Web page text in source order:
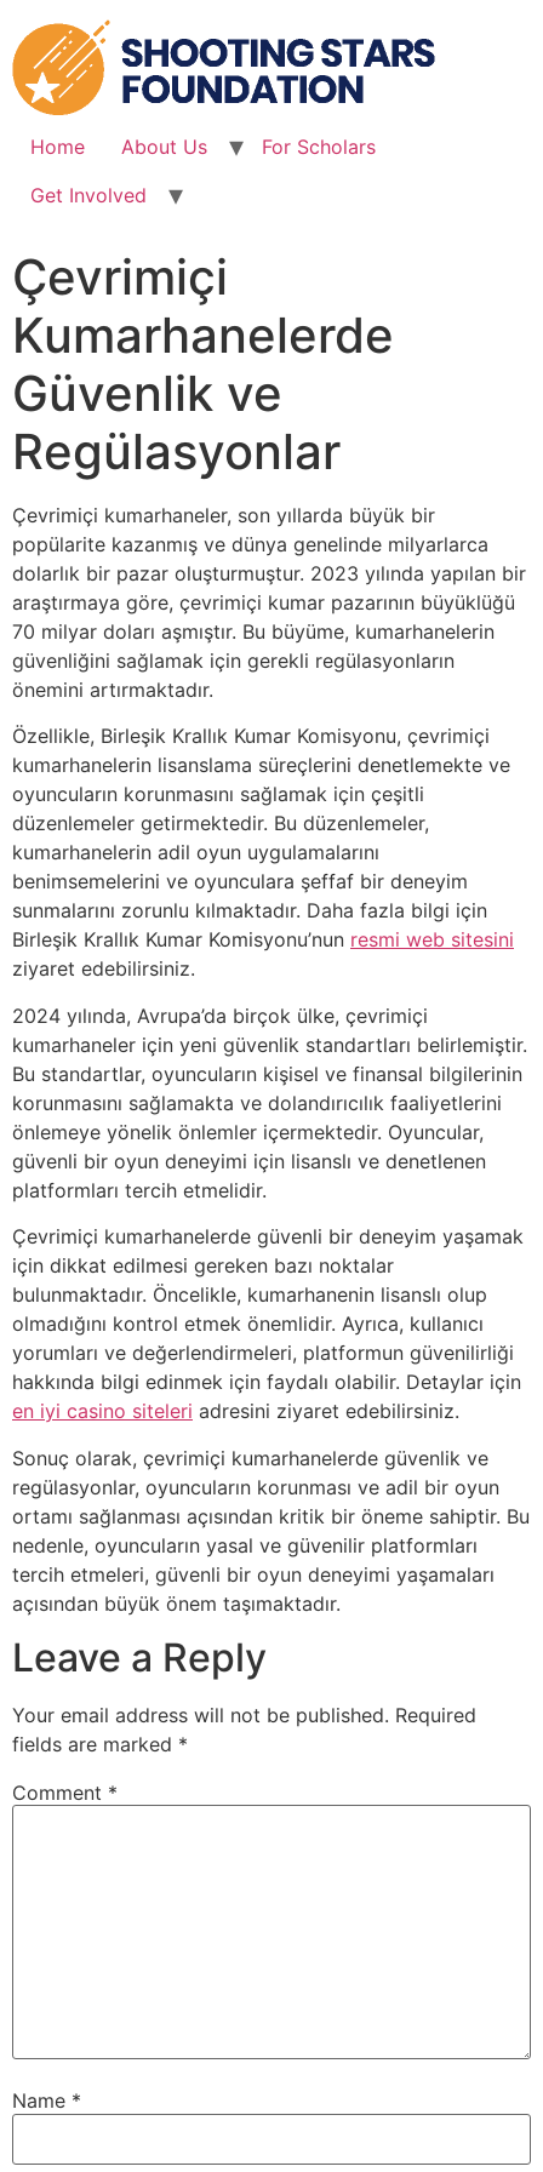
to
content
Home About Us
For Scholars
Get Involved
Çevrimiçi
Kumarhanelerde
Güvenlik ve
Regülasyonlar
Çevrimiçi kumarhaneler, son yıllarda büyük bir
popülarite kazanmış ve dünya genelinde milyarlarca
dolarlık bir pazar oluşturmuştur. 2023 yılında yapılan bir
araştırmaya göre, çevrimiçi kumar pazarının büyüklüğü
70 milyar doları aşmıştır. Bu büyüme, kumarhanelerin
güvenliğini sağlamak için gerekli regülasyonların
önemini artırmaktadır.
Özellikle, Birleşik Krallık Kumar Komisyonu, çevrimiçi
kumarhanelerin lisanslama süreçlerini denetlemekte ve
oyuncuların korunmasını sağlamak için çeşitli
düzenlemeler getirmektedir. Bu düzenlemeler,
kumarhanelerin adil oyun uygulamalarını
benimsemelerini ve oyunculara şeffaf bir deneyim
sunmalarını zorunlu kılmaktadır. Daha fazla bilgi için
Birleşik Krallık Kumar Komisyonu’nun resmi web sitesini
ziyaret edebilirsiniz.
2024 yılında, Avrupa’da birçok ülke, çevrimiçi
kumarhaneler için yeni güvenlik standartları belirlemiştir.
Bu standartlar, oyuncuların kişisel ve finansal bilgilerinin
korunmasını sağlamakta ve dolandırıcılık faaliyetlerini
önlemeye yönelik önlemler içermektedir. Oyuncular,
güvenli bir oyun deneyimi için lisanslı ve denetlenen
platformları tercih etmelidir.
Çevrimiçi kumarhanelerde güvenli bir deneyim yaşamak
için dikkat edilmesi gereken bazı noktalar
bulunmaktadır. Öncelikle, kumarhanenin lisanslı olup
olmadığını kontrol etmek önemlidir. Ayrıca, kullanıcı
yorumları ve değerlendirmeleri, platformun güvenilirliği
hakkında bilgi edinmek için faydalı olabilir. Detaylar için
en iyi casino siteleri adresini ziyaret edebilirsiniz.
Sonuç olarak, çevrimiçi kumarhanelerde güvenlik ve
regülasyonlar, oyuncuların korunması ve adil bir oyun
ortamı sağlanması açısından kritik bir öneme sahiptir. Bu
nedenle, oyuncuların yasal ve güvenilir platformları
tercih etmeleri, güvenli bir oyun deneyimi yaşamaları
açısından büyük önem taşımaktadır.
Leave a Reply
Your email address will not be published. Required
fields are marked *
Comment *
Name *